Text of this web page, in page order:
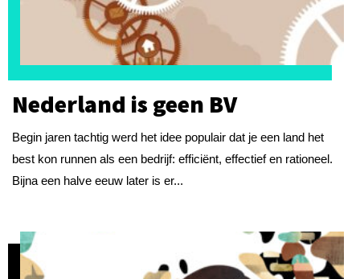
Nederland is geen BV
Begin jaren tachtig werd het idee populair dat je een land het
best kon runnen als een bedrijf: efficiënt, effectief en rationeel.
Bijna een halve eeuw later is er...